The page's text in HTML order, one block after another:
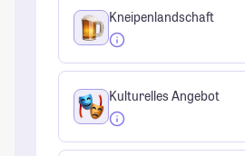
Kneipenlandschaft
Kulturelles Angebot